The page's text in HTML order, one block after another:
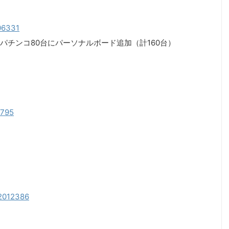
チンコ80台にパーソナルボード追加（計160台）